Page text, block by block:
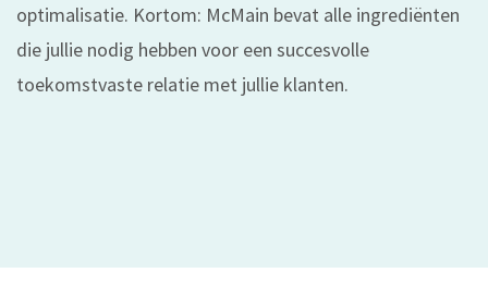
optimalisatie. Kortom: McMain bevat alle ingrediënten
die jullie nodig hebben voor een succesvolle
toekomstvaste relatie met jullie klanten.